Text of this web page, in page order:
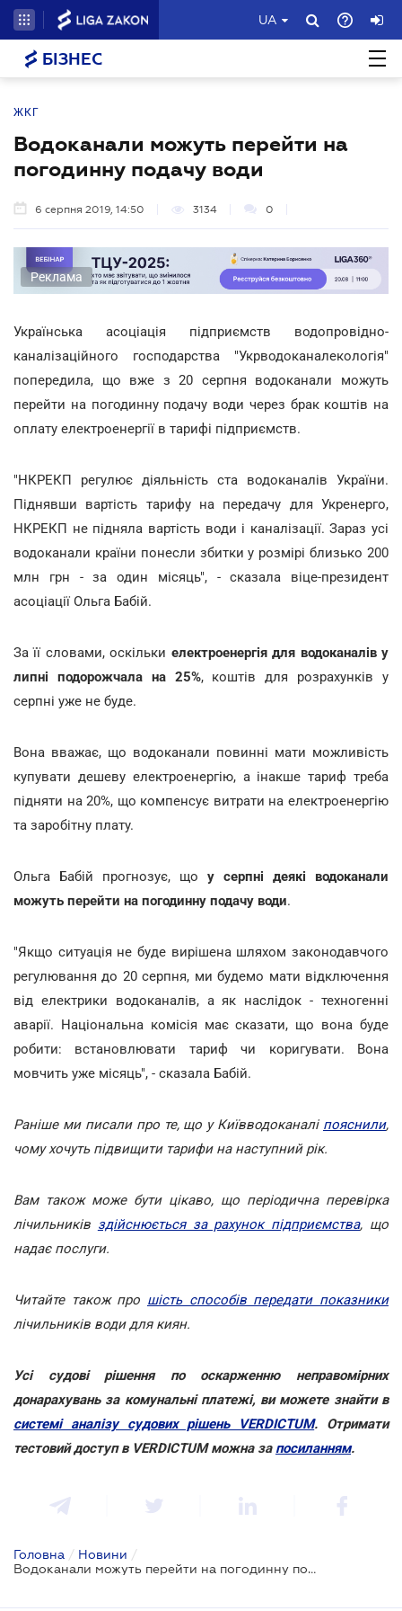
UA
БІЗНЕС
ЖКГ
Водоканали можуть перейти на
погодинну подачу води
6 серпня 2019, 14:50 3134 0
Реклама
Українська асоціація підприємств водопровідно-
каналізаційного господарства "Укрводоканалекологія"
попередила, що вже з 20 серпня водоканали можуть
перейти на погодинну подачу води через брак коштів на
оплату електроенергії в тарифі підприємств.
"НКРЕКП регулює діяльність ста водоканалів України.
Піднявши вартість тарифу на передачу для Укренерго,
НКРЕКП не підняла вартість води і каналізації. Зараз усі
водоканали країни понесли збитки у розмірі близько 200
млн грн - за один місяць", - сказала віце-президент
асоціації Ольга Бабій.
За її словами, оскільки електроенергія для водоканалів у
липні подорожчала на 25%, коштів для розрахунків у
серпні уже не буде.
Вона вважає, що водоканали повинні мати можливість
купувати дешеву електроенергію, а інакше тариф треба
підняти на 20%, що компенсує витрати на електроенергію
та заробітну плату.
Ольга Бабій прогнозує, що у серпні деякі водоканали
можуть перейти на погодинну подачу води.
"Якщо ситуація не буде вирішена шляхом законодавчого
регулювання до 20 серпня, ми будемо мати відключення
від електрики водоканалів, а як наслідок - техногенні
аварії. Національна комісія має сказати, що вона буде
робити: встановлювати тариф чи коригувати. Вона
мовчить уже місяць", - сказала Бабій.
Раніше ми писали про те, що у Київводоканалі пояснили,
чому хочуть підвищити тарифи на наступний рік.
Вам також може бути цікаво, що періодична перевірка
лічильників здійснюється за рахунок підприємства, що
надає послуги.
Читайте також про шість способів передати показники
лічильників води для киян.
Усі судові рішення по оскарженню неправомірних
донарахувань за комунальні платежі, ви можете знайти в
системі аналізу судових рішень VERDICTUM. Отримати
тестовий доступ в VERDICTUM можна за посиланням.
Головна / Новини /
Водоканали можуть перейти на погодинну подачу води